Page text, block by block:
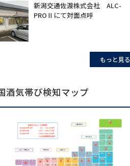
新潟交通佐渡株式会社 ALC-
PROⅡにて対面点呼
もっと見る
酒気帯び検知マップ